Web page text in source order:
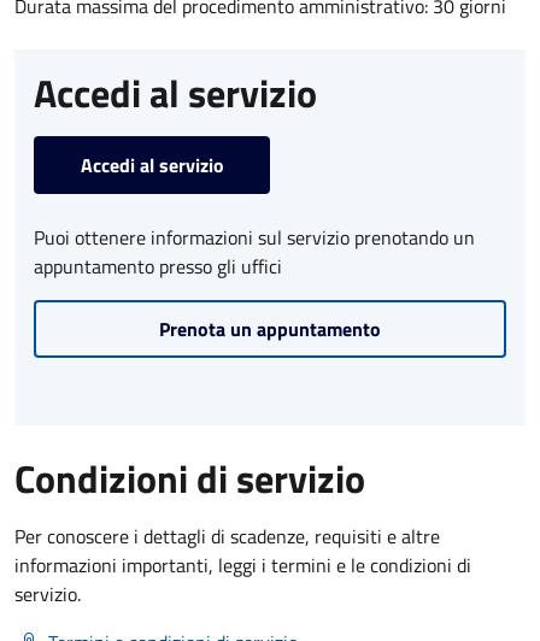
Accedi al servizio
Accedi al servizio
Puoi ottenere informazioni sul servizio prenotando un
appuntamento presso gli uffici
Prenota un appuntamento
Condizioni di servizio
Per conoscere i dettagli di scadenze, requisiti e altre
informazioni importanti, leggi i termini e le condizioni di
servizio.